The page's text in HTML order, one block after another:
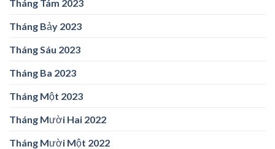
Tháng Tám 2023
Tháng Bảy 2023
Tháng Sáu 2023
Tháng Ba 2023
Tháng Một 2023
Tháng Mười Hai 2022
Tháng Mười Một 2022